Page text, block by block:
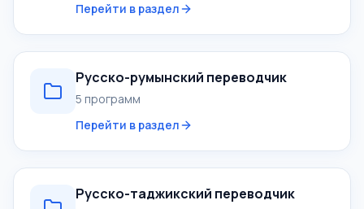
Перейти в раздел
Русско-румынский переводчик
5 программ
Перейти в раздел
Русско-таджикский переводчик